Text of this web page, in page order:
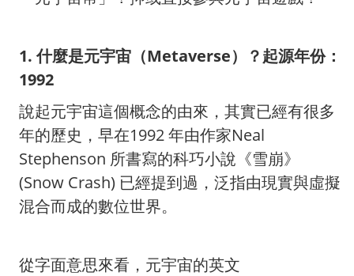
1. 什麼是元宇宙（Metaverse）？起源年份：
1992
說起元宇宙這個概念的由來，其實已經有很多
年的歷史，早在1992 年由作家Neal
Stephenson 所書寫的科巧小說《雪崩》
(Snow Crash) 已經提到過，泛指由現實與虛擬
混合而成的數位世界。
從字面意思來看，元宇宙的英文